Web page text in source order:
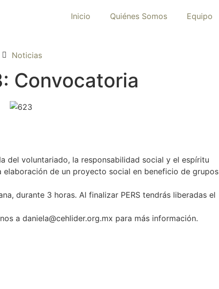
Inicio Quiénes Somos Equipo
Noticias
Convocatoria
del voluntariado, la responsabilidad social y el espíritu
de un proyecto social en beneficio de grupos
durante 3 horas. Al finalizar PERS tendrás liberadas el
a daniela@cehlider.org.mx para más información.